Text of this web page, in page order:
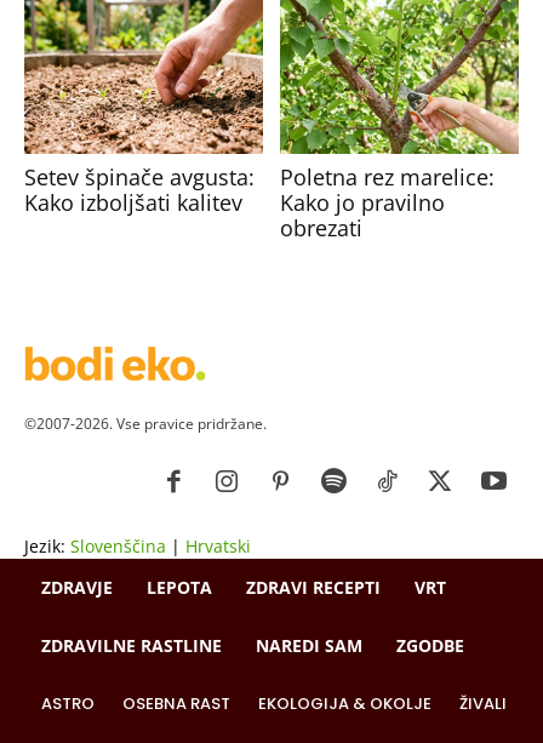
Setev špinače avgusta:
Kako izboljšati kalitev
Poletna rez marelice:
Kako jo pravilno
obrezati
©2007-2026. Vse pravice pridržane.
Jezik: Slovenščina | Hrvatski
ZDRAVJE
LEPOTA ZDRAVI RECEPTI VRT
ZDRAVILNE RASTLINE NAREDI SAM ZGODBE
ASTRO OSEBNA RAST EKOLOGIJA & OKOLJE ŽIVALI